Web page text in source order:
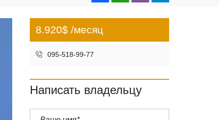
8.920$ /месяц
095-518-99-77
Написать владельцу